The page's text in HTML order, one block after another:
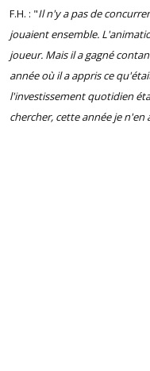
F.H. : "Il n'y a pas de
jouaient ensemble.
joueur. Mais il a gagné
année où il a appris ce
l'investissement quotidien
chercher, cette année je n'en